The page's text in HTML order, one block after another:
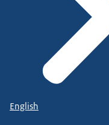
English